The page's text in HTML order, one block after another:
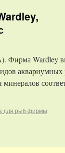
Wardley
для рыб фирмы